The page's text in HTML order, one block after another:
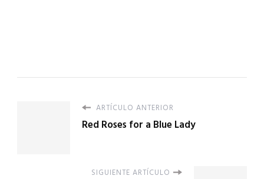
ARTÍCULO ANTERIOR
Red Roses for a Blue Lady
SIGUIENTE ARTÍCULO